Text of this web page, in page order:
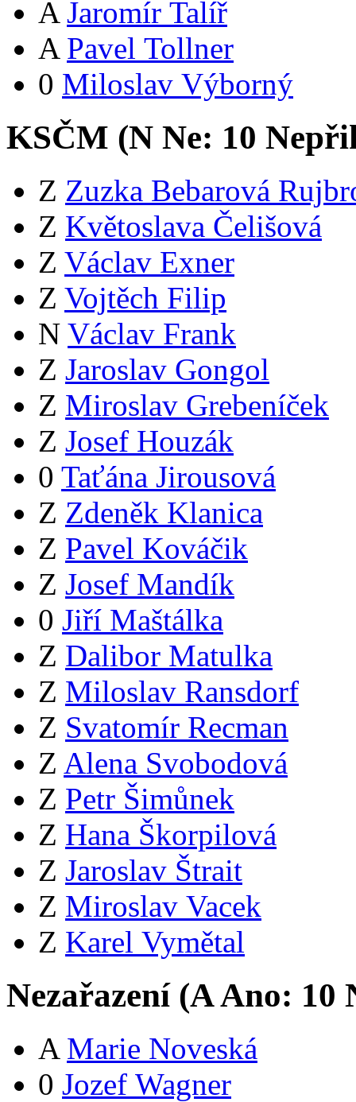
A Jaromír Talíř
A Pavel Tollner
0 Miloslav Výborný
KSČM (N Ne: 10
Z Zuzka Bebarová
Z Květoslava Čelišová
Z Václav Exner
Z Vojtěch Filip
N Václav Frank
Z Jaroslav Gongol
Z Miroslav Grebeníček
Z Josef Houzák
0 Taťána Jirousová
Z Zdeněk Klanica
Z Pavel Kováčik
Z Josef Mandík
0 Jiří Maštálka
Z Dalibor Matulka
Z Miloslav Ransdorf
Z Svatomír Recman
Z Alena Svobodová
Z Petr Šimůnek
Z Hana Škorpilová
Z Jaroslav Štrait
Z Miroslav Vacek
Z Karel Vymětal
Nezařazení (AAno: 10
A Marie Noveská
0 Jozef Wagner